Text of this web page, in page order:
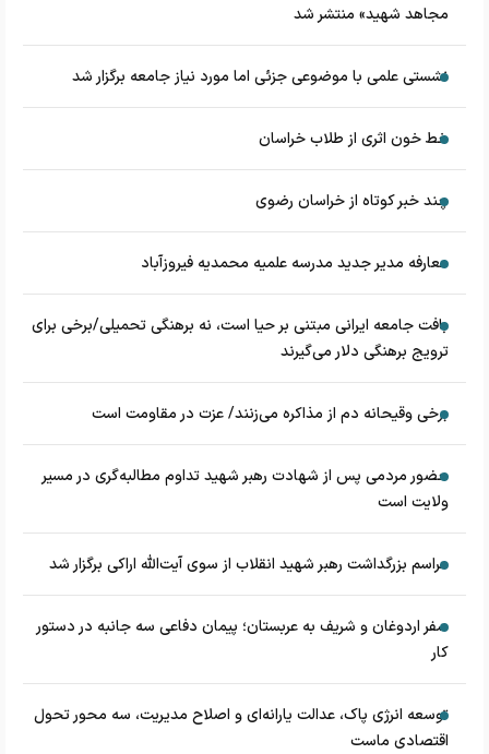
مجاهد شهید» منتشر شد
نشستی علمی با موضوعی جزئی اما مورد نیاز جامعه برگزار شد
خط خون اثری از طلاب خراسان
چند خبر کوتاه از خراسان رضوی
معارفه مدیر جدید مدرسه علمیه محمدیه فیروزآباد
بافت جامعه ایرانی مبتنی بر حیا است، نه برهنگی تحمیلی/برخی برای
ترویج برهنگی دلار می‌گیرند
برخی وقیحانه دم از مذاکره می‌زنند/ عزت در مقاومت است
حضور مردمی پس از شهادت رهبر شهید تداوم مطالبه‌گری در مسیر
ولایت است
مراسم بزرگداشت رهبر شهید انقلاب از سوی آیت‌الله اراکی برگزار شد
سفر اردوغان و شریف به عربستان؛ پیمان دفاعی سه جانبه در دستور
کار
توسعه انرژی پاک، عدالت یارانه‌ای و اصلاح مدیریت، سه محور تحول
اقتصادی ماست